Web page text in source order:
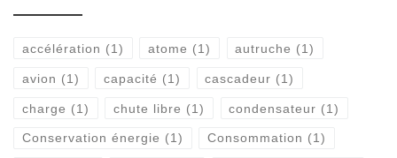
accélération (1) atome (1) autruche (1)
avion (1) capacité (1) cascadeur (1)
charge (1) chute libre (1) condensateur (1)
Conservation énergie (1) Consommation (1)